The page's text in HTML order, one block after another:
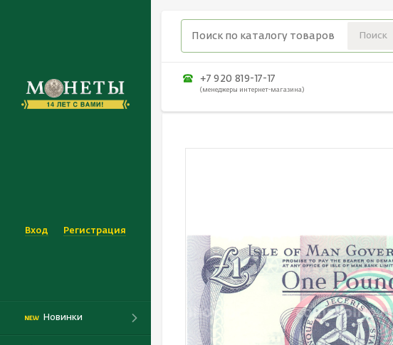
Вход Регистрация
Новинки
+7 920 819-17-17
(менеджеры интернет-магазина)